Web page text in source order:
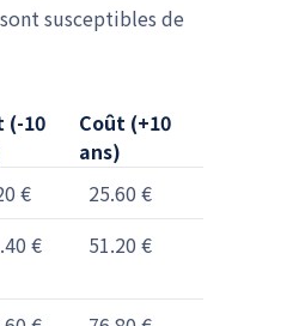
susceptibles de
(-10
Coût (+10
ans)
€
25.60 €
€ 51.20 €